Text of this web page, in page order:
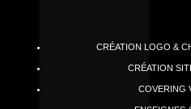
PCRÉATION LOGO &
PCRÉATION
COVERING